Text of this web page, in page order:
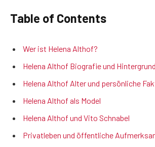
Table of Contents
Wer ist Helena Althof?
Helena Althof Biografie und Hintergrund
Helena Althof Alter und persönliche
Helena Althof als Model
Helena Althof und Vito Schnabel
Privatleben und öffentliche